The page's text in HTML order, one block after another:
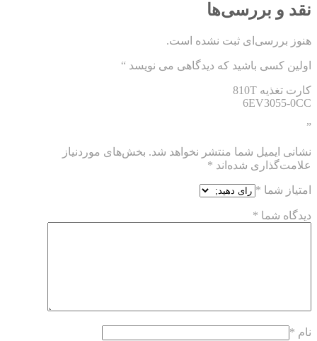
نقد و بررسی‌ها
هنوز بررسی‌ای ثبت نشده است.
اولین کسی باشید که دیدگاهی می نویسد “
کارت تغذیه 810T
6EV3055-0CC
”
نشانی ایمیل شما منتشر نخواهد شد. بخش‌های موردنیاز
علامت‌گذاری شده‌اند *
امتیاز شما *
دیدگاه شما *
نام *